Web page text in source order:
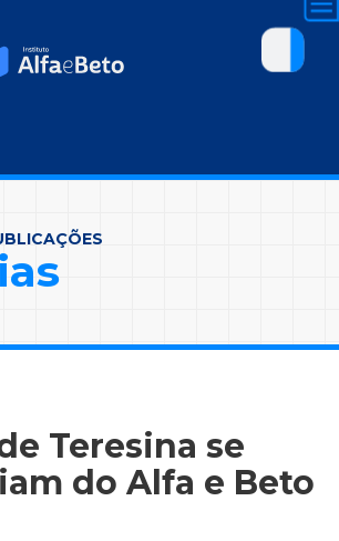
Teresina se
do Alfa e Beto